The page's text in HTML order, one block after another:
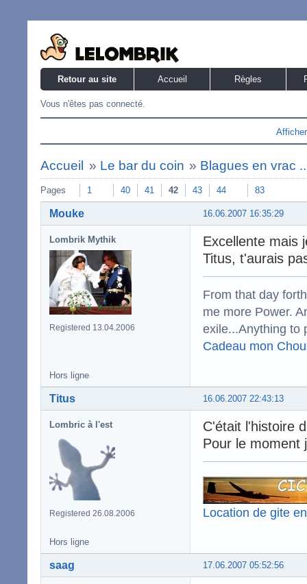
Retour au site Accueil Règles
Vous n'êtes pas connecté.
Accueil » Le bar du coin » Blagues en vrac
Pages 1 40 41 42 43 44 83
16.06.2007 16:35:29
Mouke
Lombrik Mythik
Registered 13.04.2006
Excellente mais
Titus, t'aurais
From that day
me more Power.
exile...Anything to
Cadeau mon
Hors ligne
16.06.2007 22:43:13
Titus
Lombric à l'est
Registered 26.08.2006
C'était l'histoire
Pour le moment
Location de gite
Hors ligne
17.06.2007 05:52:56
saag